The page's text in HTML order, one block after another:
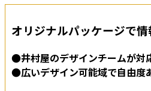
オリジナルパッケージで
●井村屋のデザインチームが対
●広いデザイン可能域で自由度